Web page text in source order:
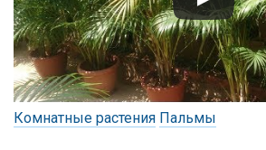
Комнатные растения Пальмы